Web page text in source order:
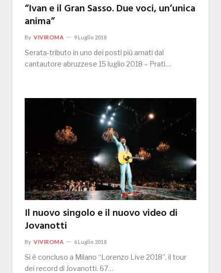
“Ivan e il Gran Sasso. Due voci, un’unica
anima”
By VIVIROMA 9 Luglio 2018
Serata-tributo in uno dei posti più amati dal
cantautore abruzzese 15 luglio 2018 – Prati…
Il nuovo singolo e il nuovo video di
Jovanotti
By VIVIROMA 6 Luglio 2018
Si è concluso a Milano “Lorenzo Live 2018”, il tour
dei record di Jovanotti. 67…